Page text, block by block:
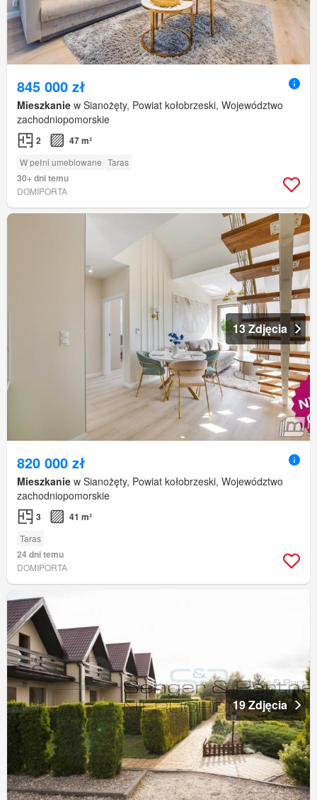
845 000 zł
Mieszkanie w Sianożęty, Powiat kołobrzeski, Województwo
zachodniopomorskie
2 47 m²
W pełni umeblowane Taras
30+ dni temu
DOMIPORTA
13 Zdjęcia
820 000 zł
Mieszkanie w Sianożęty, Powiat kołobrzeski, Województwo
zachodniopomorskie
3 41 m²
Taras
24 dni temu
DOMIPORTA
19 Zdjęcia